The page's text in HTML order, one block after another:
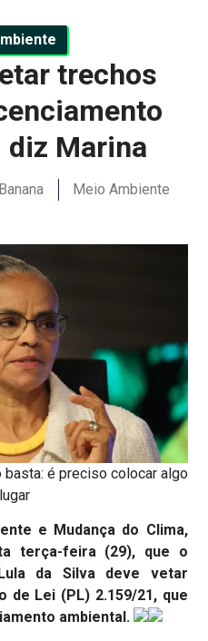
trechos
diz Marina
Meio Ambiente
é preciso colocar algo
e Mudança do Clima,
terça-feira (29), que o
da Silva deve vetar
de Lei (PL) 2.159/21, que
ambiental.